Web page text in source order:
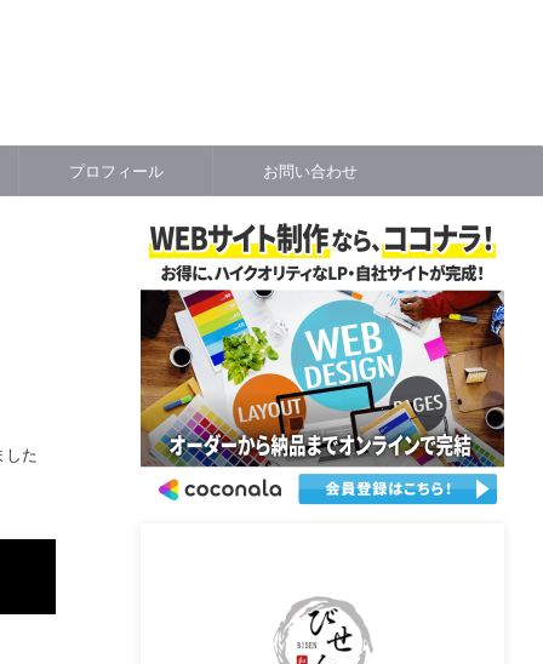
プロフィール お問い合わせ
した